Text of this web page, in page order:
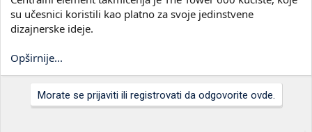
su učesnici koristili kao platno za svoje jedinstvene
dizajnerske ideje.
Opširnije...
Morate se prijaviti ili registrovati da odgovorite ovde.